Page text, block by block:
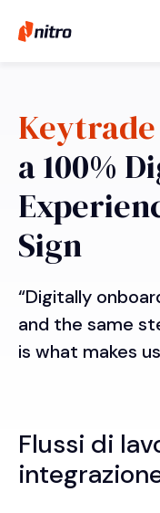
a 100%
Sign
“Digitally
and the same
is what makes
Flussi di